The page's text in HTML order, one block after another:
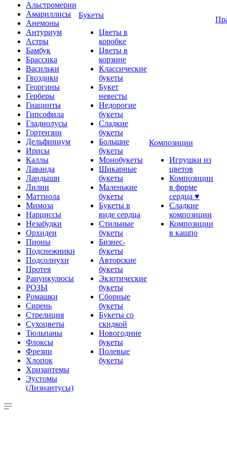
Альстромерии
Амариллисы
Анемоны
Антуриум
Астры
Бамбук
Брассика
Васильки
Гвоздики
Георгины
Герберы
Гиацинты
Гипсофила
Гладиолусы
Гортензии
Дельфиниум
Ирисы
Каллы
Лаванда
Ландыши
Лилии
Маттиола
Мимоза
Нарциссы
Незабудки
Орхидеи
Пионы
Подснежники
Подсолнухи
Протея
Ранункулюсы
РОЗЫ
Ромашки
Сирень
Стрелиция
Сухоцветы
Тюльпаны
Флоксы
Фрезии
Хлопок
Хризантемы
Эустомы
(Лизиантусы)
Букеты
Цветы в
коробке
Цветы в
корзине
Классические
букеты
Букет
невесты
Недорогие
букеты
Сладкие
букеты
Большие
букеты
Монобукеты
Шикарные
букеты
Маленькие
букеты
Букеты в
виде сердца
Стильные
букеты
Бизнес-
букеты
Авторские
букеты
Экзотические
букеты
Сборные
букеты
Букеты со
скидкой
Новогодние
букеты
Полевые
букеты
Композиции
Игрушки из
цветов
Композиции
в форме
сердца ♥
Сладкие
композиции
Композиции
в кашпо